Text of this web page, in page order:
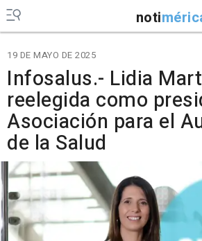
noti
19 DE MAYO DE 2025
Infosalus.- Lidia
reelegida como
Asociación para el
de la Salud